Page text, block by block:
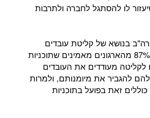
לו להסתגל לחברה ולתרבות
בנושא של קליטת עובדים
חדשים עולה, כי כ-87% מהארגונים מאמינים שתוכניות
מעודדים את העובדים
להגביר את מיומנותם, ולמרות
בלבד כוללים זאת בפועל בתוכניות